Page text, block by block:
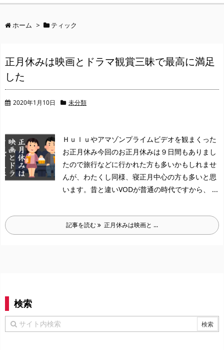
ホーム > ティック
正月休みは映画とドラマ観賞三昧で最高に満足
した
2020年1月10日 未分類
Ｈｕｌｕやアマゾンプライムビデオを観まくった
お正月休み今回のお正月休みは９日間もありまし
たので旅行などに行かれた方も多いかもしれませ
んが、わたくし同様、寝正月中心の方も多いと思
います。 昔と違いVODが普通の時代ですから、 ...
記事を読む 正月休みは映画と ...
検索